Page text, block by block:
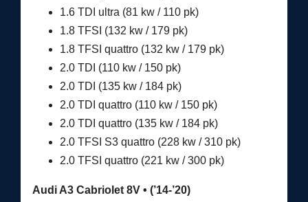
1.6 TDI ultra (81 kw / 110 pk)
1.8 TFSI (132 kw / 179 pk)
1.8 TFSI quattro (132 kw / 179 pk)
2.0 TDI (110 kw / 150 pk)
2.0 TDI (135 kw / 184 pk)
2.0 TDI quattro (110 kw / 150 pk)
2.0 TDI quattro (135 kw / 184 pk)
2.0 TFSI S3 quattro (228 kw / 310 pk)
2.0 TFSI quattro (221 kw / 300 pk)
Audi A3 Cabriolet 8V • (’14-’20)